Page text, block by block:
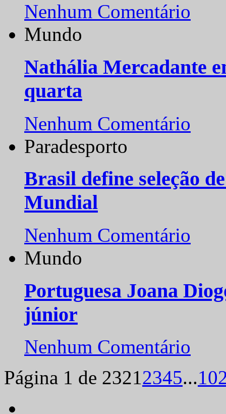
Nenhum Comentário
Mundo
Nathália Mercadante
quarta
Nenhum Comentário
Paradesporto
Brasil define seleção
Mundial
Nenhum Comentário
Mundo
Portuguesa Joana
júnior
Nenhum Comentário
Página 1 de 23212345...10